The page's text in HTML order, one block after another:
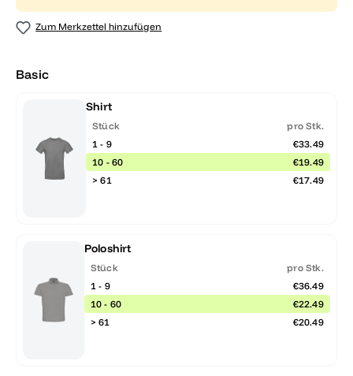
Zum Merkzettel hinzufügen
Basic
Shirt
Stück
pro Stk.
1 - 9
€33.49
10 - 60
€19.49
> 61
€17.49
Poloshirt
Stück
pro Stk.
1 - 9
€36.49
10 - 60
€22.49
> 61
€20.49